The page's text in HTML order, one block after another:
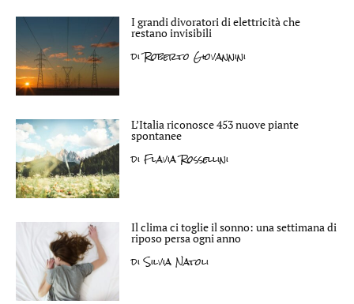
I grandi divoratori di elettricità che
restano invisibili
diRoberto Giovannini
L’Italia riconosce 453 nuove piante
spontanee
di Flavia Rossellini
Il clima ci toglie il sonno: una settimana di
riposo persa ogni anno
diSilvia Natoli